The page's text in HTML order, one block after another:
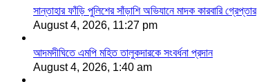
সান্তাহার ফাঁড়ি পুলিশের সাঁড়াশি অভিযানে মাদক কারবারি গ্রেপ্তার
August 4, 2026, 11:27 pm
আদমদীঘিতে এমপি মহিত তালুকদারকে সংবর্ধনা প্রদান
August 4, 2026, 1:40 am